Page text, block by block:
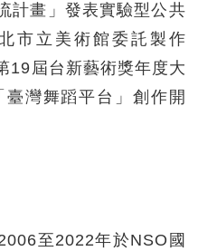
計畫」發表實驗型公共
市立美術館委託製作
19屆台新藝術獎年度大
灣舞蹈平台」創作開
至2022年於NSO國